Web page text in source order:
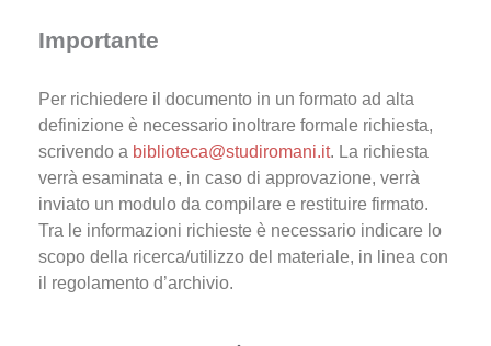
Importante
Per richiedere il documento in un formato ad alta
definizione è necessario inoltrare formale richiesta,
scrivendo a biblioteca@studiromani.it. La richiesta
verrà esaminata e, in caso di approvazione, verrà
inviato un modulo da compilare e restituire firmato.
Tra le informazioni richieste è necessario indicare lo
scopo della ricerca/utilizzo del materiale, in linea con
il regolamento d’archivio.